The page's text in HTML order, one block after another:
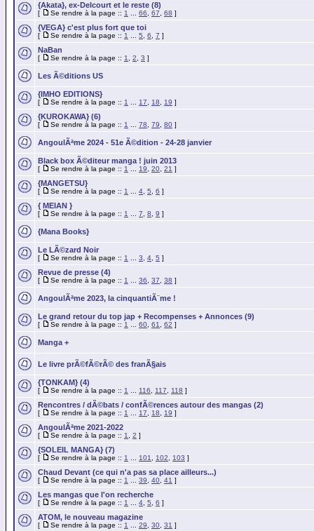
{Akata}, ex-Delcourt et le reste (8)
[ Se rendre à la page :: 1 66 67 68 ]
{VEGA} c'est plus fort que toi
[ Se rendre à la page :: 1 5 6 7 ]
NaBan
[ Se rendre à la page :: 1 2 3 ]
Les Ã©ditions US
{IMHO EDITIONS}
[ Se rendre à la page :: 1 17 18 19 ]
{KUROKAWA} (6)
[ Se rendre à la page :: 1 78 79 80 ]
AngoulÃªme 2024 - 51e Ã©dition - 24-28 janvier
Black box Ã©diteur manga ! juin 2013
[ Se rendre à la page :: 1 19 20 21 ]
{MANGETSU}
[ Se rendre à la page :: 1 4 5 6 ]
{ MEIAN }
[ Se rendre à la page :: 1 7 8 9 ]
{Mana Books}
Le LÃ©zard Noir
[ Se rendre à la page :: 1 3 4 5 ]
Revue de presse (4)
[ Se rendre à la page :: 1 36 37 38 ]
AngoulÃªme 2023, la cinquantiÃ¨me !
Le grand retour du top jap + Recompenses + Annonces (9)
[ Se rendre à la page :: 1 60 61 62 ]
Manga +
Le livre prÃ©fÃ©rÃ© des franÃ§ais
{TONKAM} (4)
[ Se rendre à la page :: 1 116 117 118 ]
Rencontres / dÃ©bats / confÃ©rences autour des mangas (2)
[ Se rendre à la page :: 1 17 18 19 ]
AngoulÃªme 2021-2022
[ Se rendre à la page :: 1 2 ]
{SOLEIL MANGA} (7)
[ Se rendre à la page :: 1 101 102 103 ]
Chaud Devant (ce qui n'a pas sa place ailleurs...)
[ Se rendre à la page :: 1 39 40 41 ]
Les mangas que l'on recherche
[ Se rendre à la page :: 1 4 5 6 ]
ATOM, le nouveau magazine
[ Se rendre à la page :: 1 29 30 31 ]